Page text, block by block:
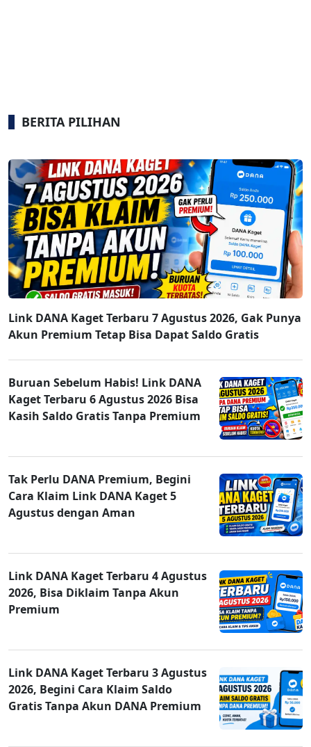
BERITA PILIHAN
Link DANA Kaget Terbaru 7 Agustus 2026, Gak Punya
Akun Premium Tetap Bisa Dapat Saldo Gratis
Buruan Sebelum Habis! Link DANA
Kaget Terbaru 6 Agustus 2026 Bisa
Kasih Saldo Gratis Tanpa Premium
Tak Perlu DANA Premium, Begini
Cara Klaim Link DANA Kaget 5
Agustus dengan Aman
Link DANA Kaget Terbaru 4 Agustus
2026, Bisa Diklaim Tanpa Akun
Premium
Link DANA Kaget Terbaru 3 Agustus
2026, Begini Cara Klaim Saldo
Gratis Tanpa Akun DANA Premium